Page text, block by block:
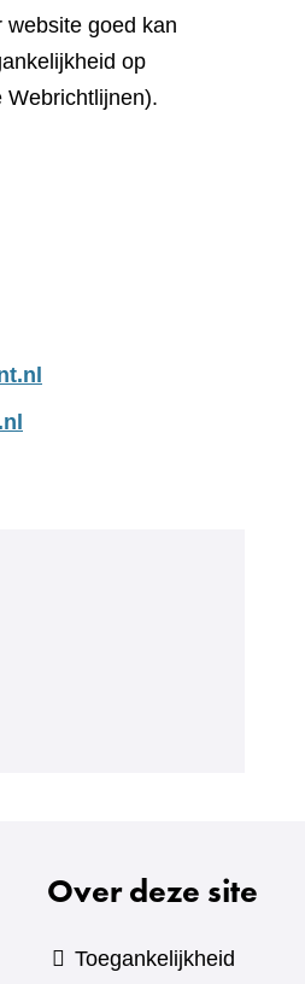
goed kan
op
Webrichtlijnen).
Over deze site
Toegankelijkheid